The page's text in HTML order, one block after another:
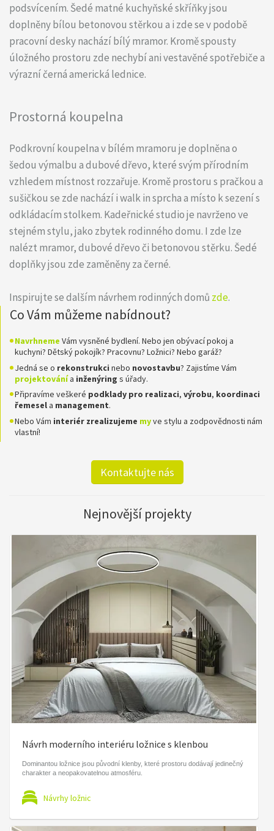
podsvícením. Šedé matné kuchyňské skříňky jsou
doplněny bílou betonovou stěrkou a i zde se v podobě
pracovní desky nachází bílý mramor. Kromě spousty
úložného prostoru zde nechybí ani vestavěné spotřebiče a
výrazní černá americká lednice.
Prostorná koupelna
Podkrovní koupelna v bílém mramoru je doplněna o
šedou výmalbu a dubové dřevo, které svým přírodním
vzhledem místnost rozzařuje. Kromě prostoru s pračkou a
sušičkou se zde nachází i walk in sprcha a místo k sezení s
odkládacím stolkem. Kadeřnické studio je navrženo ve
stejném stylu, jako zbytek rodinného domu. I zde lze
nalézt mramor, dubové dřevo či betonovou stěrku. Šedé
doplňky jsou zde zaměněny za černé.
Inspirujte se dalším návrhem rodinných domů zde.
Co Vám můžeme nabídnout?
Navrhneme Vám vysněné bydlení. Nebo jen obývací pokoj a
kuchyni? Dětský pokojík? Pracovnu? Ložnici? Nebo garáž?
Jedná se o rekonstrukci nebo novostavbu? Zajistíme Vám
projektovánía inženýring s úřady.
Připravíme veškeré podklady pro realizaci, výrobu, koordinaci
řemesela management.
Nebo Vám interiér zrealizujeme myve stylu a zodpovědnosti nám
vlastní!
Kontaktujte nás
Nejnovější projekty
Návrh moderního interiéru ložnice s klenbou
Dominantou ložnice jsou původní klenby, které prostoru dodávají jedinečný
charakter a neopakovatelnou atmosféru.
Návrhy ložnic